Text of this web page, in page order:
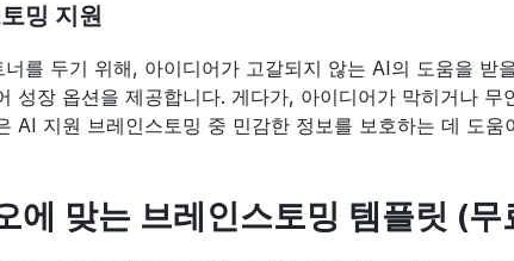
밍 지원
너를 두기 위해, 아이디어가 고갈되지 않는 AI의 도움을
성장 옵션을 제공합니다. 게다가, 아이디어가 막히거나
AI 지원 브레인스토밍 중 민감한 정보를 보호하는 데 도움
에 맞는 브레인스토밍 템플릿 (무